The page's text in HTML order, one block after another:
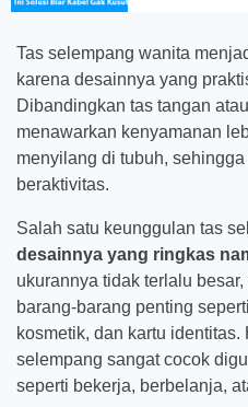
Tas selempang wanita
karena desainnya yang
Dibandingkan tas tangan
menawarkan kenyamanan
menyilang di tubuh,
beraktivitas.
Salah satu keunggulan tas
desainnya yang ringkas
ukurannya tidak terlalu
barang-barang penting
kosmetik, dan kartu
selempang sangat cocok
seperti bekerja, berbelanja,